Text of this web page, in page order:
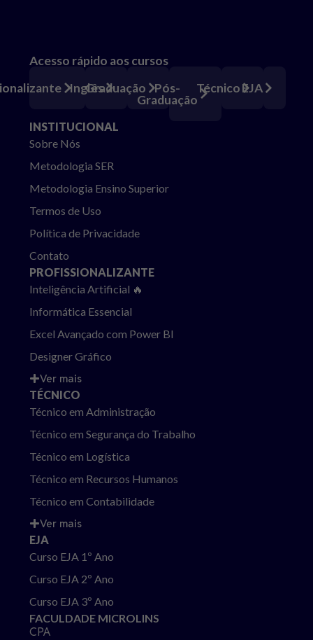
Acesso rápido aos cursos
Inglês
Graduação
Pós-
Graduação
TécnicoEJA
INSTITUCIONAL
Sobre Nós
Metodologia SER
Metodologia Ensino Superior
Termos de Uso
Política de Privacidade
Contato
PROFISSIONALIZANTE
Inteligência Artificial 🔥
Informática Essencial
Excel Avançado com Power BI
Designer Gráfico
Ver mais
TÉCNICO
Técnico em Administração
Técnico em Segurança do Trabalho
Técnico em Logística
Técnico em Recursos Humanos
Técnico em Contabilidade
Ver mais
EJA
Curso EJA 1º Ano
Curso EJA 2º Ano
Curso EJA 3º Ano
FACULDADE MICROLINS
CPA